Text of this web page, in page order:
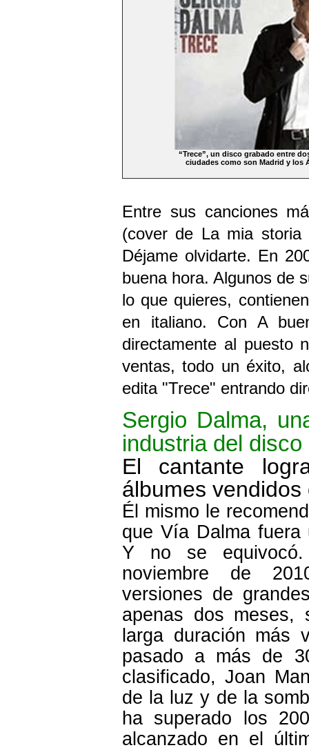
“Trece”, un disco grabado entre
ciudades como son Madrid y los
Entre sus canciones
(cover de La mia
Déjame olvidarte. En
buena hora. Algunos de
lo que quieres,
en italiano. Con A
directamente al puesto
ventas, todo un éxito,
edita "Trece" entrando
Sergio Dalma,
industria del disco
El cantante
álbumes
Él mismo le
que Vía Dalma fuera
Y no se
noviembre de
versiones de
apenas dos meses,
larga duración más
pasado a más de
clasificado, Joan
de la luz y de la
ha superado los
alcanzado en el